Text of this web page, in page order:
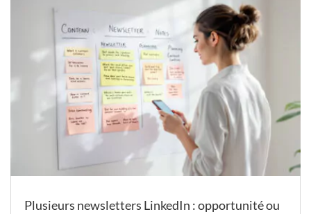
Plusieurs newsletters LinkedIn : opportunité ou